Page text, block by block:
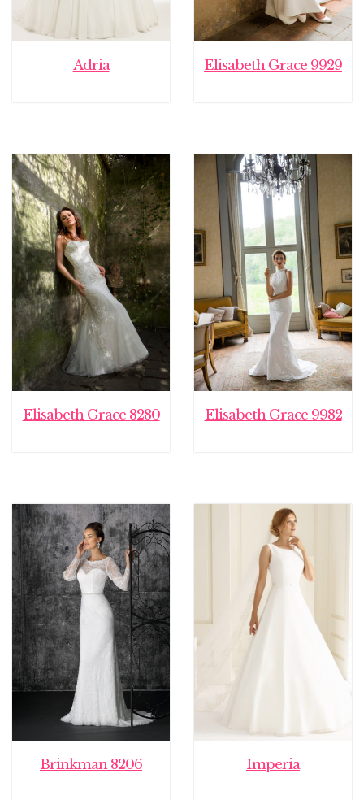
Adria Elisabeth Grace 9929
Elisabeth Grace 8280 Elisabeth Grace 9982
Brinkman 8206 Imperia